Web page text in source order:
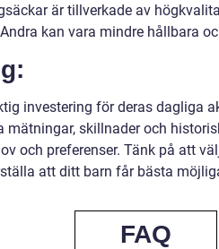
är tillverkade av
kan vara mindre hållbara
investering för deras dagliga
mätningar, skillnader och
och preferenser. Tänk på att
att ditt barn får bästa
FAQ